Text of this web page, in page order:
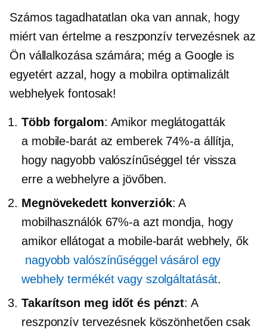
Számos tagadhatatlan oka van annak, hogy
miért van értelme a reszponzív tervezésnek az
Ön vállalkozása számára; még a Google is
egyetért azzal, hogy a mobilra optimalizált
webhelyek fontosak!
Több forgalom: Amikor meglátogatták
a mobile-barátaz emberek 74%-a állítja,
hogy nagyobb valószínűséggel tér vissza
erre a webhelyre a jövőben.
Megnövekedett konverziók: A
mobilhasználók 67%-a azt mondja, hogy
amikor ellátogat a mobile-barátwebhely, ők
nagyobb valószínűséggel vásárol egy
webhely termékét vagy szolgáltatását.
Takarítson meg időt és pénzt: A
reszponzív tervezésnek köszönhetően csak